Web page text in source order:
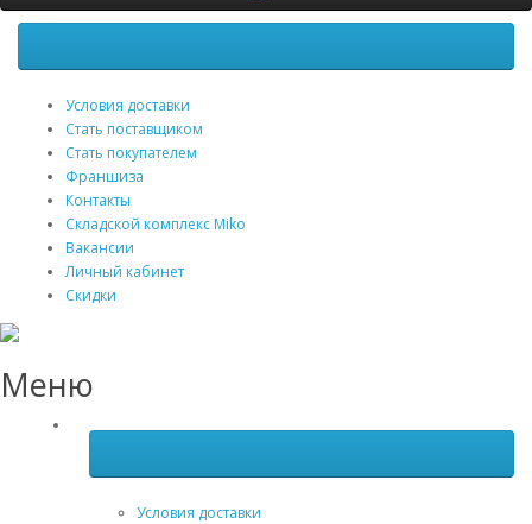
Условия доставки
Стать поставщиком
Стать покупателем
Франшиза
Контакты
Складской комплекс Miko
Вакансии
Личный кабинет
Скидки
Меню
Условия доставки